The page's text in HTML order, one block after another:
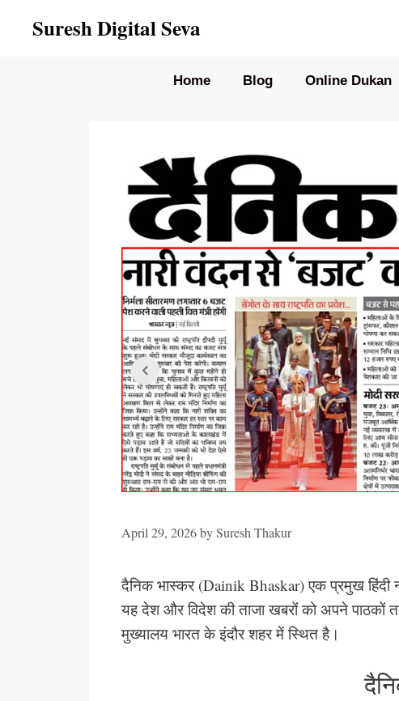
Suresh Digital Seva
Home Blog Online Dukan
April 29, 2026 bySuresh Thakur
दैनिक भास्कर (Dainik Bhaskar) एक प्रमुख हिंदी
यह देश और विदेश की ताजा खबरों को अपने पाठकों
मुख्यालय भारत के इंदौर शहर में स्थित है।